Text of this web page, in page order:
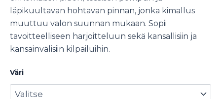
läpikuultavan hohtavan pinnan, jonka kimallus
muuttuu valon suunnan mukaan. Sopii
tavoitteelliseen harjoitteluun sekä kansallisiin ja
kansainvälisiin kilpailuihin.
Väri